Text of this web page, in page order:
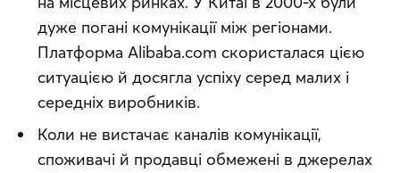
дуже погані комунікації між регіонами.
Платформа Alibaba.com скористалася цією
ситуацією й досягла успіху серед малих і
середніх виробників.
Коли не вистачає каналів комунікації,
споживачі й продавці обмежені в джерелах